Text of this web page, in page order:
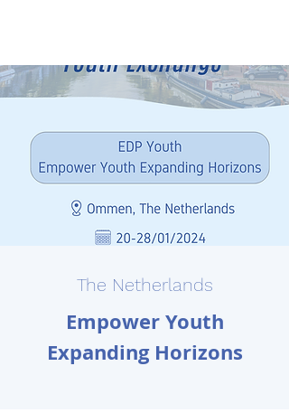
The Netherlands
Empower Youth
Expanding Horizons